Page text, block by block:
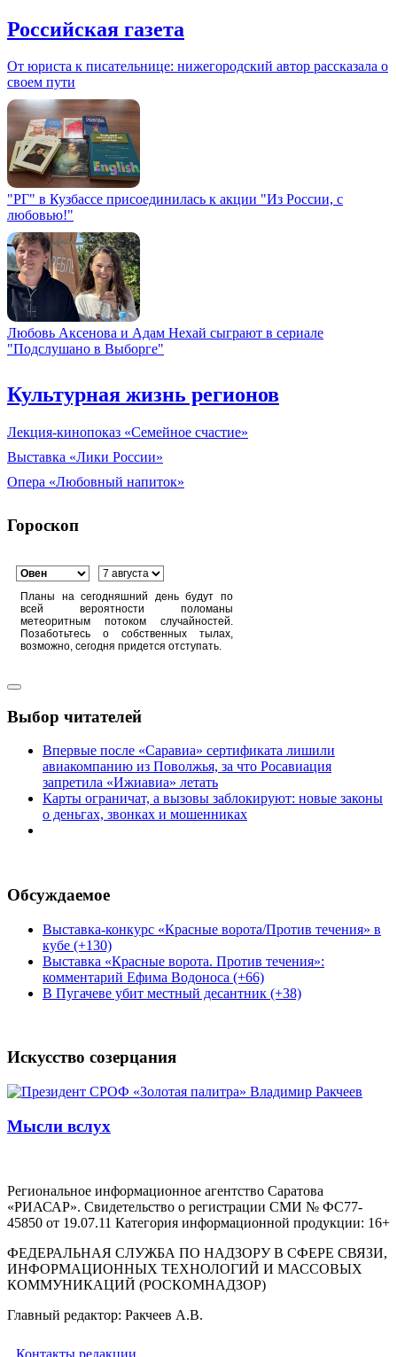
Российская газета
От юриста к писательнице: нижегородский автор рассказала о
своем пути
"РГ" в Кузбассе присоединилась к акции "Из России, с
любовью!"
Любовь Аксенова и Адам Нехай сыграют в сериале
"Подслушано в Выборге"
Культурная жизнь регионов
Лекция-кинопоказ «Семейное счастие»
Выставка «Лики России»
Опера «Любовный напиток»
Гороскоп
Планы на сегодняшний день будут по
всей вероятности поломаны
метеоритным потоком случайностей.
Позаботьтесь о собственных тылах,
возможно, сегодня придется отступать.
Выбор читателей
Впервые после «Саравиа» сертификата лишили
авиакомпанию из Поволжья, за что Росавиация
запретила «Ижиавиа» летать
Карты ограничат, а вызовы заблокируют: новые законы
о деньгах, звонках и мошенниках
Обсуждаемое
Выставка-конкурс «Красные ворота/Против течения» в
кубе (+130)
Выставка «Красные ворота. Против течения»:
комментарий Ефима Водоноса (+66)
В Пугачеве убит местный десантник (+38)
Искусство созерцания
Мысли вслух
Региональное информационное агентство Саратова
«РИАСАР». Свидетельство о регистрации СМИ № ФС77-
45850 от 19.07.11 Категория информационной продукции: 16+
ФЕДЕРАЛЬНАЯ СЛУЖБА ПО НАДЗОРУ В СФЕРЕ СВЯЗИ,
ИНФОРМАЦИОННЫХ ТЕХНОЛОГИЙ И МАССОВЫХ
КОММУНИКАЦИЙ (РОСКОМНАДЗОР)
Главный редактор: Ракчеев А.В.
Контакты редакции